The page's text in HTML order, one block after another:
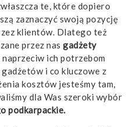
te, które dopiero
zaznaczyć swoją pozycję
klientów. Dlatego też
przez nas gadżety
naprzeciw ich potrzebom
i co kluczowe z
kosztów jesteśmy tam,
dla Was szeroki wybór
podkarpackie.